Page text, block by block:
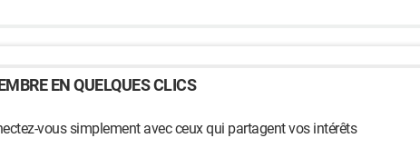
EN QUELQUES CLICS
vous simplement avec ceux qui partagent vos intérêts